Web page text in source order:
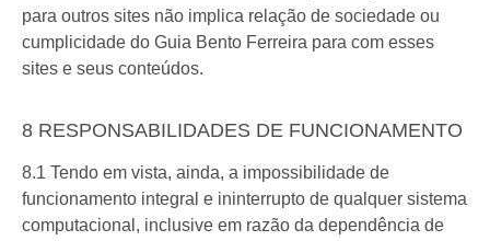
para outros sites não implica relação de sociedade ou
cumplicidade do Guia Bento Ferreira para com esses
sites e seus conteúdos.
8 RESPONSABILIDADES DE FUNCIONAMENTO
8.1 Tendo em vista, ainda, a impossibilidade de
funcionamento integral e ininterrupto de qualquer sistema
computacional, inclusive em razão da dependência de